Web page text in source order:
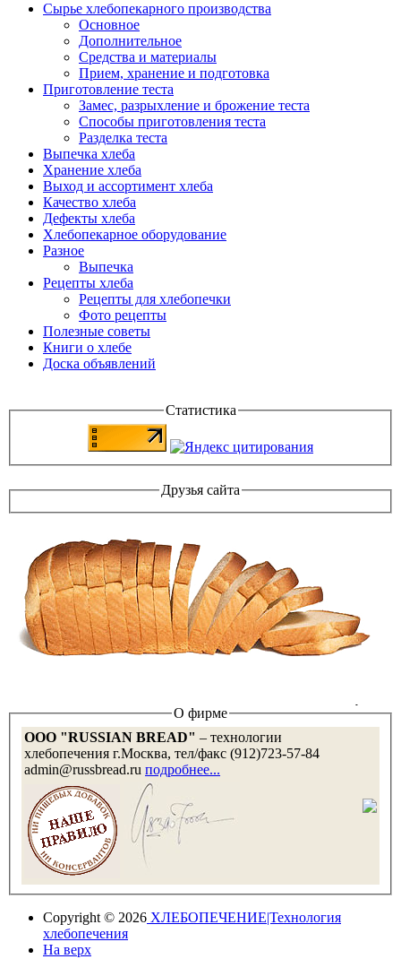
Сырье хлебопекарного производства
Основное
Дополнительное
Средства и материалы
Прием, хранение и подготовка
Приготовление теста
Замес, разрыхление и брожение теста
Способы приготовления теста
Разделка теста
Выпечка хлеба
Хранение хлеба
Выход и ассортимент хлеба
Качество хлеба
Дефекты хлеба
Хлебопекарное оборудование
Разное
Выпечка
Рецепты хлеба
Рецепты для хлебопечки
Фото рецепты
Полезные советы
Книги о хлебе
Доска объявлений
Статистика
Друзья сайта
О фирме
OOO "RUSSIAN BREAD" – технологии
хлебопечения г.Москва, тел/факс (912)723-57-84
admin@russbread.ru подробнее...
Copyright © 2026 ХЛЕБОПЕЧЕНИЕ|Технология
хлебопечения
На верх